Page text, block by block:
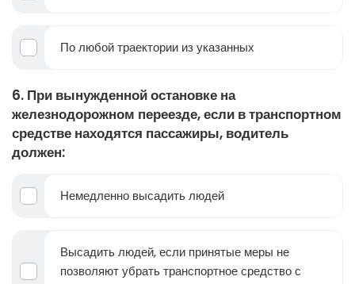
По любой траектории из указанных
6. При вынужденной остановке на
железнодорожном переезде, если в транспортном
средстве находятся пассажиры, водитель
должен:
Немедленно высадить людей
Высадить людей, если принятые меры не
позволяют убрать транспортное средство с